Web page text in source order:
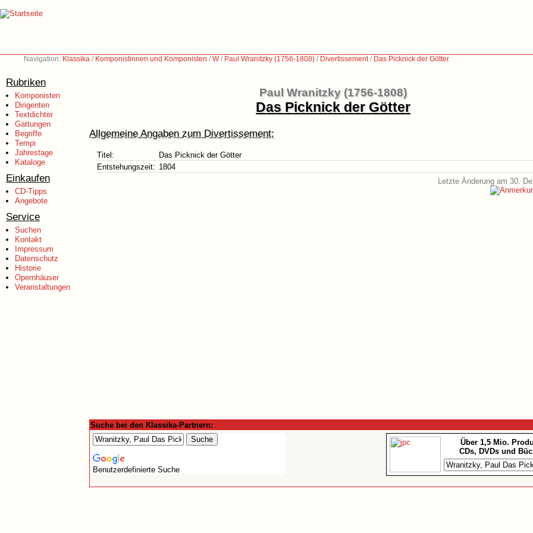
Navigation: Klassika / Komponistinnen und Komponisten /W/ Paul Wranitzky (1756-1808) / Divertissement/ Das Picknick der Götter
Rubriken
Komponisten
Dirigenten
Textdichter
Gattungen
Begriffe
Tempi
Jahrestage
Kataloge
Einkaufen
CD-Tipps
Angebote
Service
Suchen
Kontakt
Impressum
Datenschutz
Historie
Opernhäuser
Veranstaltungen
Paul Wranitzky (1756-1808)
Das Picknick der Götter
Allgemeine Angaben zum Divertissement:
Titel:
Das Picknick der Götter
Entstehungszeit: 1804
Letzte Änderung am 30.
Suche bei den Klassika-Partnern:
Benutzerdefinierte Suche
Über 1,5 Mio.
CDs, DVDs und